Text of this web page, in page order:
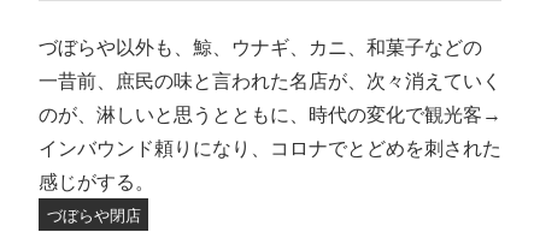
づぼらや以外も、鯨、ウナギ、カニ、和菓子などの
一昔前、庶民の味と言われた名店が、次々消えていく
のが、淋しいと思うとともに、時代の変化で観光客→
インバウンド頼りになり、コロナでとどめを刺された
感じがする。
づぼらや閉店